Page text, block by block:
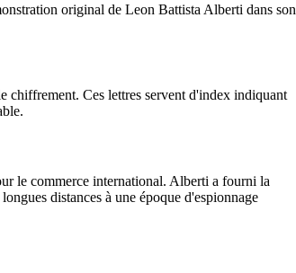
original de Leon Battista Alberti dans son
chiffrement. Ces lettres servent d'index indiquant
le commerce international. Alberti a fourni la
distances à une époque d'espionnage